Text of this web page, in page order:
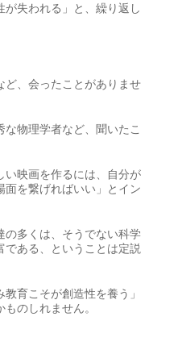
が失われる」と、繰り返し
ど、会ったことがありませ
物理学者など、聞いたこ
い映画を作るには、自分が
面を繋げればいい」とイン
の多くは、そうでない科学
ある、ということは定説
育こそが創造性を養う」
のしれません。